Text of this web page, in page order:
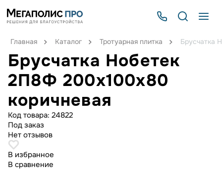
Главная Каталог Тротуарная плитка Брусчатка
Брусчатка Нобетек
2П8Ф 200x100x80
коричневая
Код товара: 24822
Под заказ
Нет отзывов
В избранное
В сравнение